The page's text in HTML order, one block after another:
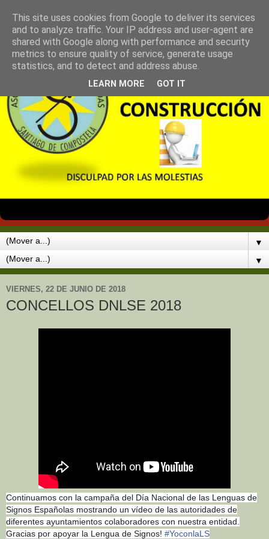
▼
▼
VIERNES, 22 DE JUNIO DE 2018
CONCELLOS DNLSE 2018
Continuamos con la campaña del Día Nacional de las Lenguas de
Signos Españolas mostrando un vídeo de las autoridades de
diferentes ayuntamientos colaboradores con nuestra entidad.
Gracias por apoyar la Lengua de Signos! #YoconlaLS
This site uses cookies from Google to deliver its services
and to analyze traffic. Your IP address and user-agent are
shared with Google along with performance and security
metrics to ensure quality of service, generate usage
statistics, and to detect and address abuse.
LEARN MORE GOT IT